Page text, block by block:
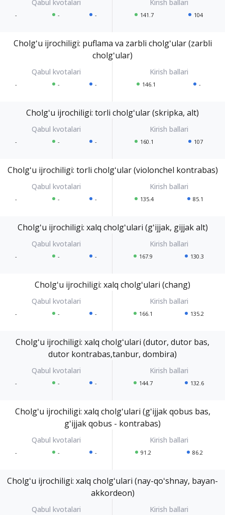
- - - 141.7 104
Cholgʻu ijrochiligi: puflama va zarbli cholgʻular (zarbli
cholgʻular)
- - - 146.1 -
Cholgʻu ijrochiligi: torli cholgʻular (skripka, alt)
- - - 160.1 107
Cholgʻu ijrochiligi: torli cholgʻular (violonchel kontrabas)
- - - 135.4 85.1
Cholgʻu ijrochiligi: xalq cholgʻulari (gʻijjak, gijjak alt)
- - - 167.9 130.3
Cholgʻu ijrochiligi: xalq cholgʻulari (chang)
- - - 166.1 135.2
Cholgʻu ijrochiligi: xalq cholgʻulari (dutor, dutor bas,
dutor kontrabas,tanbur, dombira)
- - - 144.7 132.6
Cholgʻu ijrochiligi: xalq cholgʻulari (gʻijjak qobus bas,
gʻijjak qobus - kontrabas)
- - - 91.2 86.2
Cholgʻu ijrochiligi: xalq cholgʻulari (nay-qoʻshnay, bayan-
akkordeon)